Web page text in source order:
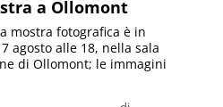
a Ollomont
mostra fotografica è in
agosto alle 18, nella sala
di Ollomont; le immagini